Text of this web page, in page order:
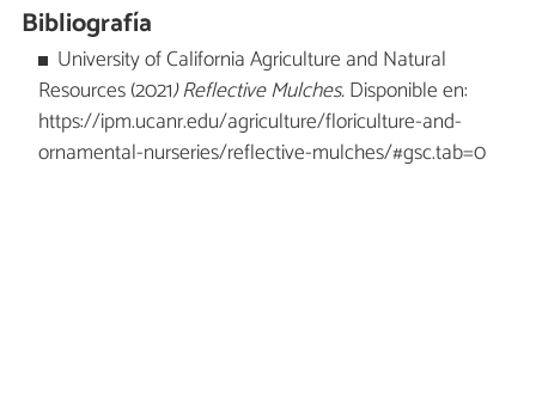
Bibliografía
University of California Agriculture and Natural
Resources (2021) Reflective Mulches.Disponible en:
https://ipm.ucanr.edu/agriculture/floriculture-and-
ornamental-nurseries/reflective-mulches/#gsc.tab=0